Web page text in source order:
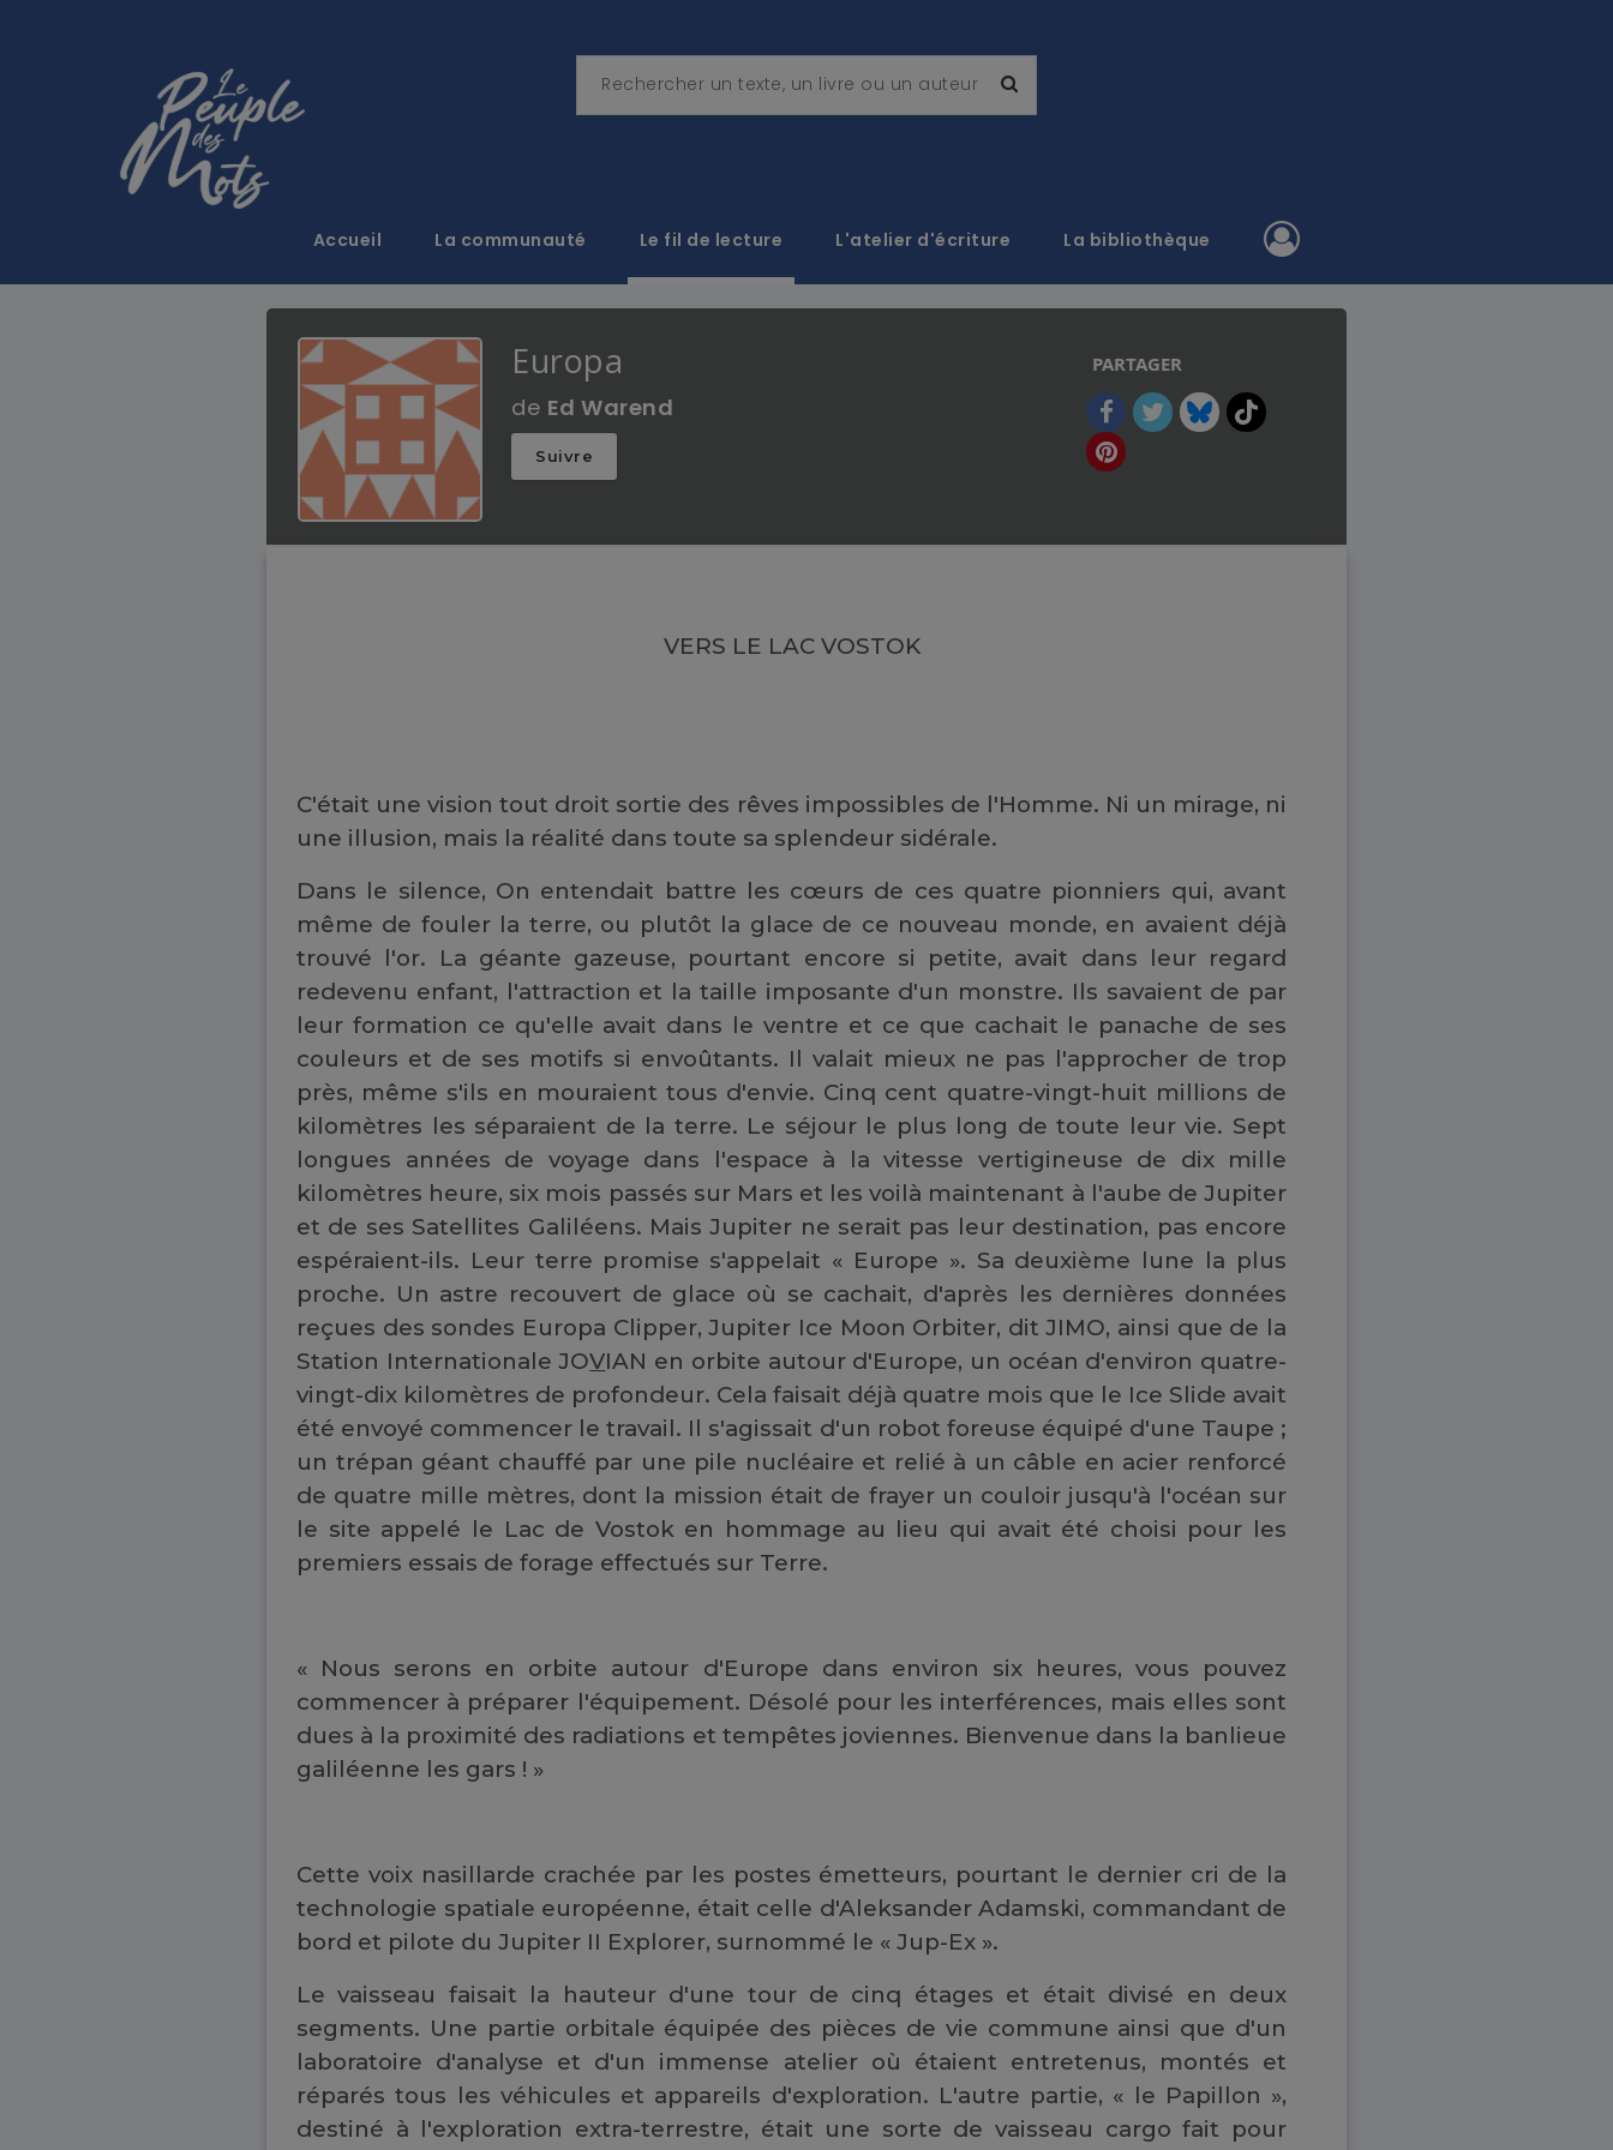
Accueil La communauté Le fil de lecture L'atelier d'écriture La bibliothèque
Europa
de Ed Warend
Suivre
PARTAGER
VERS LE LAC VOSTOK
C'était une vision tout droit sortie des rêves impossibles de l'Homme. Ni un mirage, ni
une illusion, mais la réalité dans toute sa splendeur sidérale.
Dans le silence, On entendait battre les cœurs de ces quatre pionniers qui, avant
même de fouler la terre, ou plutôt la glace de ce nouveau monde, en avaient déjà
trouvé l'or. La géante gazeuse, pourtant encore si petite, avait dans leur regard
redevenu enfant, l'attraction et la taille imposante d'un monstre. Ils savaient de par
leur formation ce qu'elle avait dans le ventre et ce que cachait le panache de ses
couleurs et de ses motifs si envoûtants. Il valait mieux ne pas l'approcher de trop
près, même s'ils en mouraient tous d'envie. Cinq cent quatre-vingt-huit millions de
kilomètres les séparaient de la terre. Le séjour le plus long de toute leur vie. Sept
longues années de voyage dans l'espace à la vitesse vertigineuse de dix mille
kilomètres heure, six mois passés sur Mars et les voilà maintenant à l'aube de Jupiter
et de ses Satellites Galiléens. Mais Jupiter ne serait pas leur destination, pas encore
espéraient-ils. Leur terre promise s'appelait « Europe ». Sa deuxième lune la plus
proche. Un astre recouvert de glace où se cachait, d'après les dernières données
reçues des sondes Europa Clipper, Jupiter Ice Moon Orbiter, dit JIMO, ainsi que de la
Station Internationale JOVIAN en orbite autour d'Europe, un océan d'environ quatre-
vingt-dix kilomètres de profondeur. Cela faisait déjà quatre mois que le Ice Slide avait
été envoyé commencer le travail. Il s'agissait d'un robot foreuse équipé d'une Taupe ;
un trépan géant chauffé par une pile nucléaire et relié à un câble en acier renforcé
de quatre mille mètres, dont la mission était de frayer un couloir jusqu'à l'océan sur
le site appelé le Lac de Vostok en hommage au lieu qui avait été choisi pour les
premiers essais de forage effectués sur Terre.
« Nous serons en orbite autour d'Europe dans environ six heures, vous pouvez
commencer à préparer l'équipement. Désolé pour les interférences, mais elles sont
dues à la proximité des radiations et tempêtes joviennes. Bienvenue dans la banlieue
galiléenne les gars ! »
Cette voix nasillarde crachée par les postes émetteurs, pourtant le dernier cri de la
technologie spatiale européenne, était celle d'Aleksander Adamski, commandant de
bord et pilote du Jupiter II Explorer, surnommé le « Jup-Ex ».
Le vaisseau faisait la hauteur d'une tour de cinq étages et était divisé en deux
segments. Une partie orbitale équipée des pièces de vie commune ainsi que d'un
laboratoire d'analyse et d'un immense atelier où étaient entretenus, montés et
réparés tous les véhicules et appareils d'exploration. L'autre partie, « le Papillon »,
destiné à l'exploration extra-terrestre, était une sorte de vaisseau cargo fait pour